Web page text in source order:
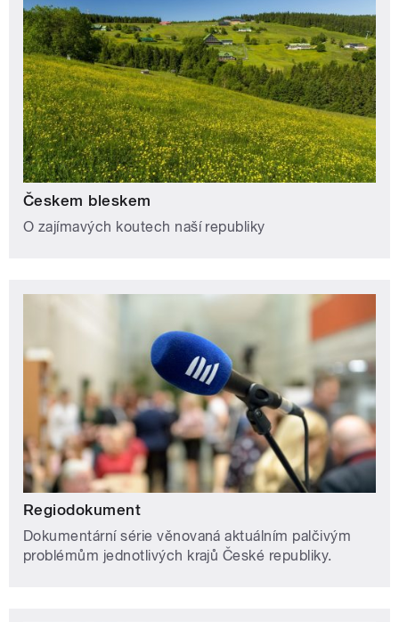
Českem bleskem
O zajímavých koutech naší republiky
Regiodokument
Dokumentární série věnovaná aktuálním palčivým
problémům jednotlivých krajů České republiky.